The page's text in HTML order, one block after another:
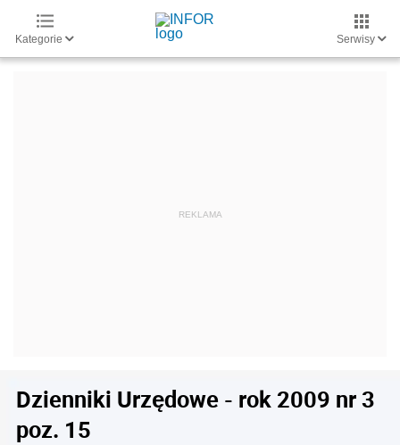
Kategorie Serwisy
Dzienniki Urzędowe - rok 2009 nr 3
poz. 15